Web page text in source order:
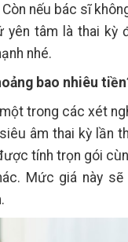
nếu bác sĩ
tâm là thai kỳ
nhé.
bao nhiêu
trong các xét
âm thai kỳ lần
tính trọn gói
Mức giá này